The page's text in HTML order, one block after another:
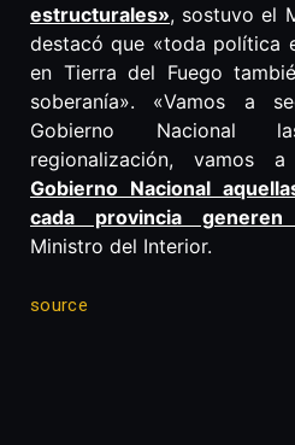
estructurales», sostuvo el
destacó que «toda política
en Tierra del Fuego
soberanía». «Vamos a
Gobierno Nacional
regionalización, vamos
Gobierno Nacional
cada provincia generen
Ministro del Interior.
source